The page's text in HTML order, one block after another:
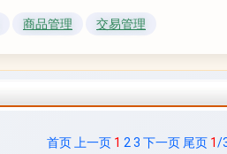
商品管理 交易管理
首页 上一页 1 2 3 下一页 尾页 1/